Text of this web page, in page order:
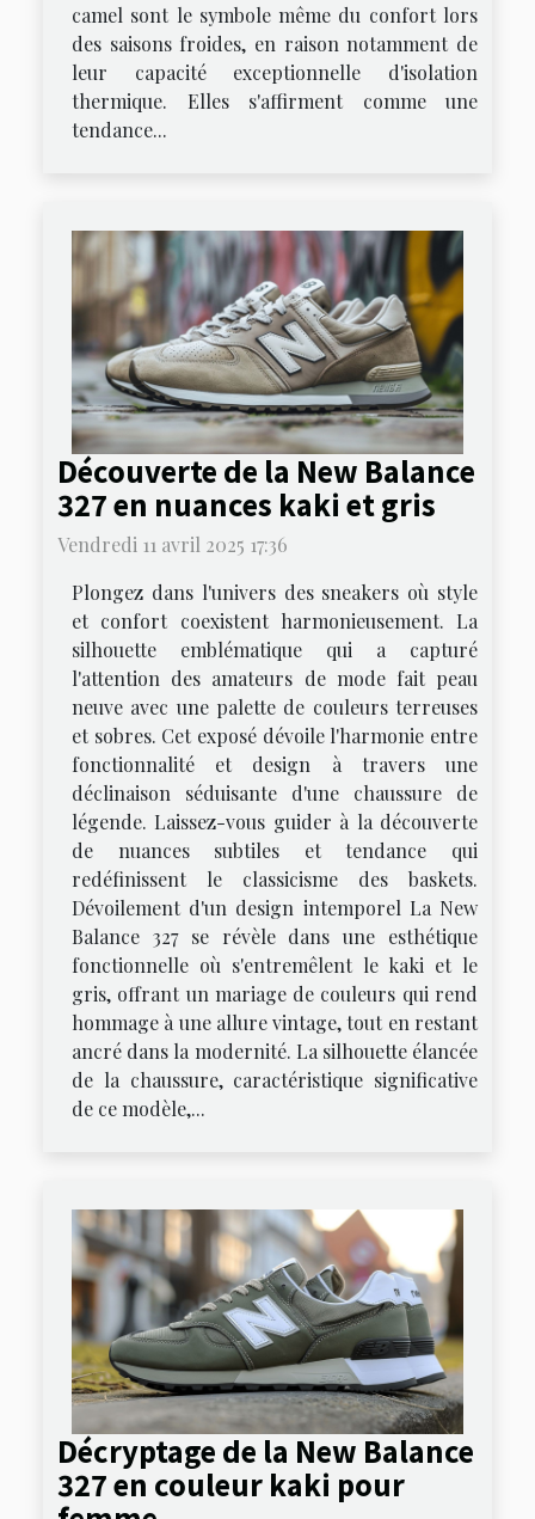
camel sont le symbole même du confort lors
des saisons froides, en raison notamment de
leur capacité exceptionnelle d'isolation
thermique. Elles s'affirment comme une
tendance...
Découverte de la New Balance
327 en nuances kaki et gris
Vendredi 11 avril 2025 17:36
Plongez dans l'univers des sneakers où style
et confort coexistent harmonieusement. La
silhouette emblématique qui a capturé
l'attention des amateurs de mode fait peau
neuve avec une palette de couleurs terreuses
et sobres. Cet exposé dévoile l'harmonie entre
fonctionnalité et design à travers une
déclinaison séduisante d'une chaussure de
légende. Laissez-vous guider à la découverte
de nuances subtiles et tendance qui
redéfinissent le classicisme des baskets.
Dévoilement d'un design intemporel La New
Balance 327 se révèle dans une esthétique
fonctionnelle où s'entremêlent le kaki et le
gris, offrant un mariage de couleurs qui rend
hommage à une allure vintage, tout en restant
ancré dans la modernité. La silhouette élancée
de la chaussure, caractéristique significative
de ce modèle,...
Décryptage de la New Balance
327 en couleur kaki pour